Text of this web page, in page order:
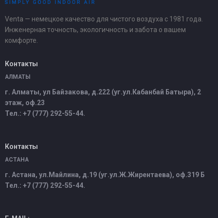
Venta — немецкое качество для чистого воздуха с 1981 года.
Инженерная точность, экологичность и забота о вашем
комфорте.
Контакты
АЛМАТЫ
г. Алматы, ул Байзакова, д.222 (уг.ул.Кабанбай Батыра), 2
этаж, оф.23
Тел.: +7 (777) 292-55-44.
Контакты
АСТАНА
г. Астана, ул.Майлина, д.19 (уг.ул.Ж.Жирентаева), оф.319 Б
Тел.: +7 (777) 292-55-44.